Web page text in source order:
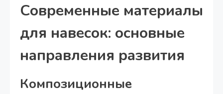
Современные материалы
для навесок: основные
направления развития
Композиционные